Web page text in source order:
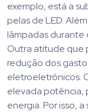
exemplo, está a
pelas de LED.
lâmpadas durante
Outra atitude que
redução dos
eletroeletrônicos.
elevada potência,
energia. Por isso,